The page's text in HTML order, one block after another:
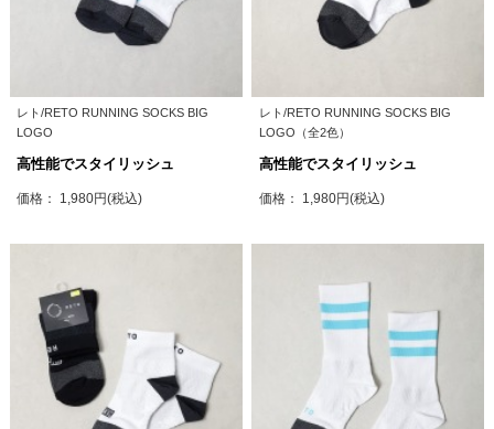
レト/RETO RUNNING SOCKS BIG
LOGO
高性能でスタイリッシュ
価格： 1,980円(税込)
レト/RETO RUNNING SOCKS BIG
LOGO（全2色）
高性能でスタイリッシュ
価格： 1,980円(税込)